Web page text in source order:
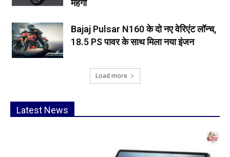
महंगी
Bajaj Pulsar N160 के दो नए वेरिएंट लॉन्च,
18.5 PS पावर के साथ मिला नया इंजन
Load more
Latest News